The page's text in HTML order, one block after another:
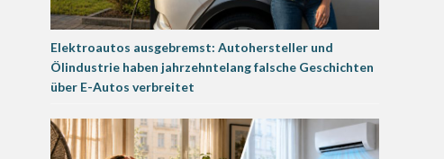
Elektroautos ausgebremst: Autohersteller und
Ölindustrie haben jahrzehntelang falsche Geschichten
über E-Autos verbreitet